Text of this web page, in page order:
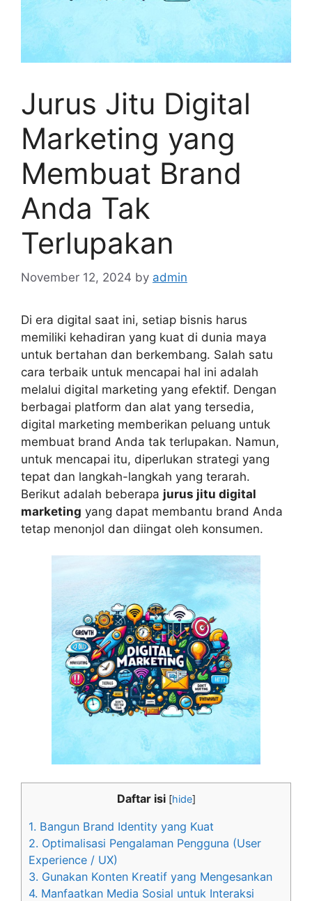
Jurus Jitu Digital
Marketing yang
Membuat Brand
Anda Tak
Terlupakan
November 12, 2024 by admin
Di era digital saat ini, setiap bisnis harus
memiliki kehadiran yang kuat di dunia maya
untuk bertahan dan berkembang. Salah satu
cara terbaik untuk mencapai hal ini adalah
melalui digital marketing yang efektif. Dengan
berbagai platform dan alat yang tersedia,
digital marketing memberikan peluang untuk
membuat brand Anda tak terlupakan. Namun,
untuk mencapai itu, diperlukan strategi yang
tepat dan langkah-langkah yang terarah.
Berikut adalah beberapa jurus jitu digital
marketing yang dapat membantu brand Anda
tetap menonjol dan diingat oleh konsumen.
Daftar isi [hide]
1. Bangun Brand Identity yang Kuat
2. Optimalisasi Pengalaman Pengguna (User
Experience / UX)
3. Gunakan Konten Kreatif yang Mengesankan
4. Manfaatkan Media Sosial untuk Interaksi